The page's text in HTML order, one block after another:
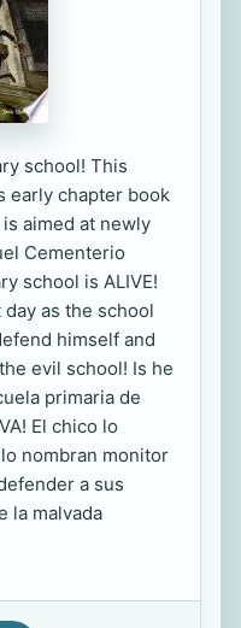
school! This
early chapter book
aimed at newly
Cementerio
school is ALIVE!
as the school
himself and
evil school! Is he
primaria de
El chico lo
nombran monitor
a sus
la malvada